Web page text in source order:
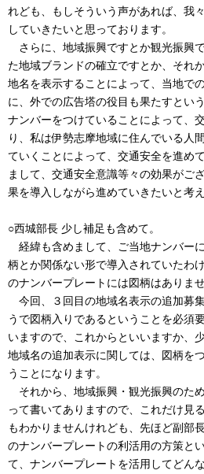
れども、もしそういう声があれば、我
していきたいと思っております。
さらに、地域振興ですとか観光振興
た地域ブランドの確立ですとか、それ
地名を表示することによって、当地で
に、外での広告塔の役目も果たすとい
ナンバーをつけていることによって、
り、私は伊勢志摩地域に住んでいる人
ていくことによって、交通安全を進め
まして、交通安全意識等々の効果がご
果を導入しながら進めていきたいと考
○西城部長 少し補足も含めて。
経緯も含めまして、ご当地ナンバー
柄とか関係ない形で導入されていたわ
のナンバープレートには図柄はありませ
今回、３回目の地域名表示の追加募
うで図柄入りであるということを必須
いますので、これからといいますか、
地域名の追加表示に関しては、図柄を
うことになります。
それから、地域振興・観光振興のた
って書いてありますので、これだけ見
もわかりませんけれども、先ほど副部
のナンバープレートの利活用の方策と
て、ナンバープレートを活用してどん